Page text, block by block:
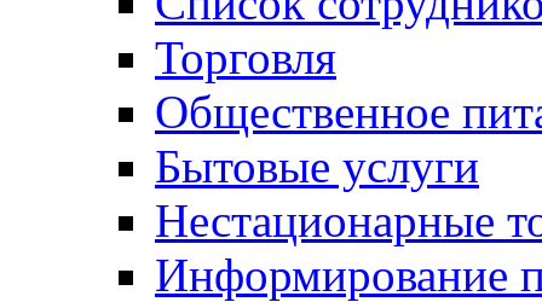
Торговля
Общественное
Бытовые услуги
Нестационарные
Информирование